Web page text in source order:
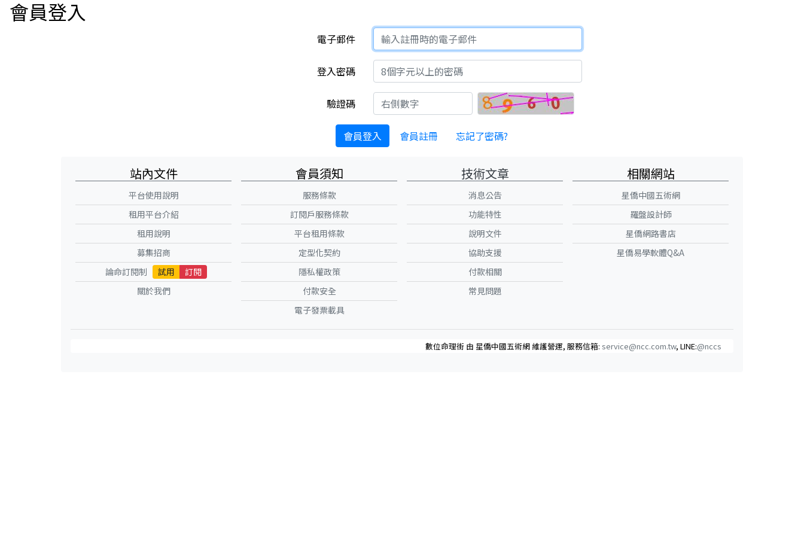
會員登入
電子郵件
登入密碼
驗證碼
會員登入 會員註冊 忘記了密碼?
站內文件
平台使用說明
租用平台介紹
租用說明
募集招商
論命訂閱制
試用
訂閱
關於我們
會員須知
服務條款
訂閱戶服務條款
平台租用條款
定型化契約
隱私權政策
付款安全
電子發票載具
技術文章
消息公告
功能特性
說明文件
協助支援
付款相關
常見問題
相關網站
星僑中國五術網
羅盤設計師
星僑網路書店
星僑易學軟體Q&A
數位命理街 由 星僑中國五術網 維護營運, 服務信箱: service@ncc.com.tw, LINE:@nccs